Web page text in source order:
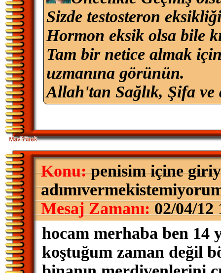
Sizde testosteron
Hormon eksik olsa bile
Tam bir netice almak
uzmanına görünün.
Allah'tan Sağlık, Şifa
Konu:penisim içine
Mesaj Zamanı: 02/04/12
hocam merhaba ben 14
koştuğum zaman değil